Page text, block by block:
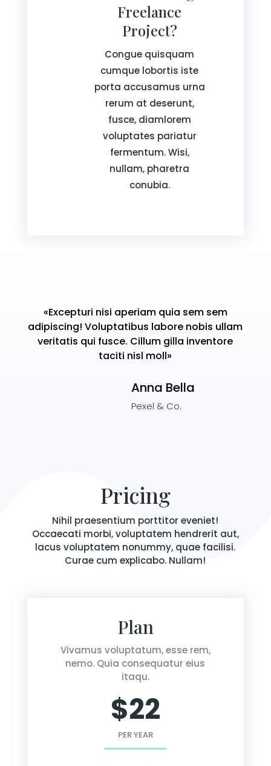
Freelance
Project?
Congue quisquam
cumque lobortis iste
porta accusamus urna
rerum at deserunt,
fusce, diamlorem
voluptates pariatur
fermentum. Wisi,
nullam, pharetra
conubia.
«Excepturi nisi aperiam quia sem sem
adipiscing! Voluptatibus labore nobis ullam
veritatis qui fusce. Cillum gilla inventore
taciti nisl moll»
Anna Bella
Pexel & Co.
Pricing
Nihil praesentium porttitor eveniet!
Occaecati morbi, voluptatem hendrerit aut,
lacus voluptatem nonummy, quae facilisi.
Curae cum explicabo. Nullam!
Plan
Vivamus voluptatum, esse rem,
nemo. Quia consequatur eius
itaqu.
$22
PER YEAR